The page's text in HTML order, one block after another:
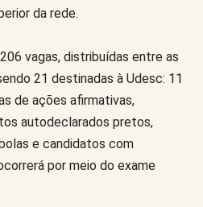
da rede.
vagas, distribuídas entre as
21 destinadas à Udesc: 11
de ações afirmativas,
autodeclarados pretos,
e candidatos com
por meio do exame